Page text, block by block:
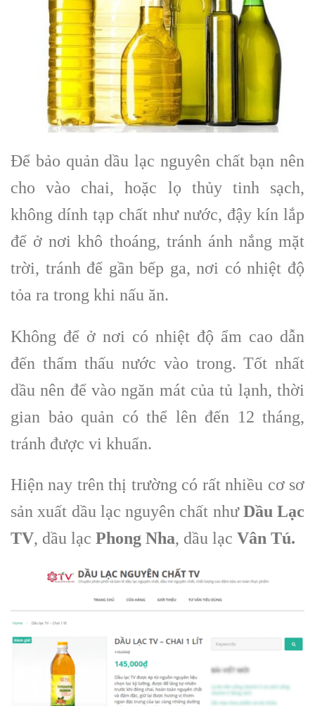
Để bảo quản dầu lạc nguyên chất bạn nên
cho vào chai, hoặc lọ thủy tinh sạch,
không dính tạp chất như nước, đậy kín lắp
để ở nơi khô thoáng, tránh ánh nắng mặt
trời, tránh để gần bếp ga, nơi có nhiệt độ
tỏa ra trong khi nấu ăn.
Không để ở nơi có nhiệt độ ẩm cao dẫn
đến thẩm thấu nước vào trong. Tốt nhất
dầu nên để vào ngăn mát của tủ lạnh, thời
gian bảo quản có thể lên đến 12 tháng,
tránh được vi khuẩn.
Hiện nay trên thị trường có rất nhiều cơ sơ
sản xuất dầu lạc nguyên chất nhưDầu Lạc
TV, dầu lạc Phong Nha, dầu lạc Vân Tú.